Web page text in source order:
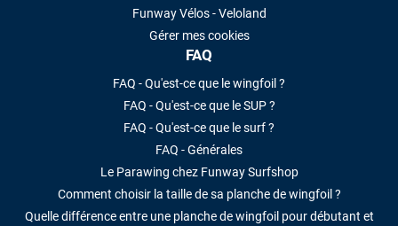
Funway Vélos - Veloland
Gérer mes cookies
FAQ
FAQ - Qu'est-ce que le wingfoil ?
FAQ - Qu'est-ce que le SUP ?
FAQ - Qu'est-ce que le surf ?
FAQ - Générales
Le Parawing chez Funway Surfshop
Comment choisir la taille de sa planche de wingfoil ?
Quelle différence entre une planche de wingfoil pour débutant et